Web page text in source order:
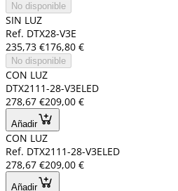
No disponible
SIN LUZ
Ref. DTX28-V3E
235,73 €176,80 €
No disponible
CON LUZ
DTX2111-28-V3ELED
278,67 €209,00 €
Añadir
CON LUZ
Ref. DTX2111-28-V3ELED
278,67 €209,00 €
Añadir